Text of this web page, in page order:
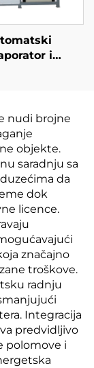
i
nudi brojne
objekte.
saradnju sa
da
dok
licence.
značajno
troškove.
radnju
Integracija
predvidljivo
polomove i